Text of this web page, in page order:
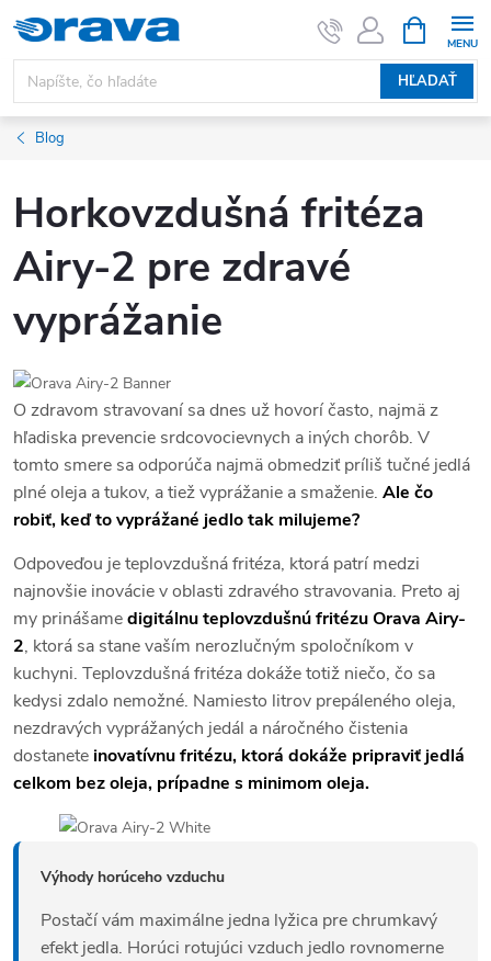
Prejsť na obsah
HĽADAŤ
Blog
Horkovzdušná fritéza
Airy-2 pre zdravé
vyprážanie
O zdravom stravovaní sa dnes už hovorí často, najmä z
hľadiska prevencie srdcovocievnych a iných chorôb. V
tomto smere sa odporúča najmä obmedziť príliš tučné jedlá
plné oleja a tukov, a tiež vyprážanie a smaženie. Ale čo
robiť, keď to vyprážané jedlo tak milujeme?
Odpoveďou je teplovzdušná fritéza, ktorá patrí medzi
najnovšie inovácie v oblasti zdravého stravovania. Preto aj
my prinášamedigitálnu teplovzdušnú fritézu Orava Airy-
2, ktorá sa stane vaším nerozlučným spoločníkom v
kuchyni. Teplovzdušná fritéza dokáže totiž niečo, čo sa
kedysi zdalo nemožné. Namiesto litrov prepáleného oleja,
nezdravých vyprážaných jedál a náročného čistenia
dostanete inovatívnu fritézu, ktorá dokáže pripraviť jedlá
celkom bez oleja, prípadne s minimom oleja.
Výhody horúceho vzduchu
Postačí vám maximálne jedna lyžica pre chrumkavý
efekt jedla. Horúci rotujúci vzduch jedlo rovnomerne